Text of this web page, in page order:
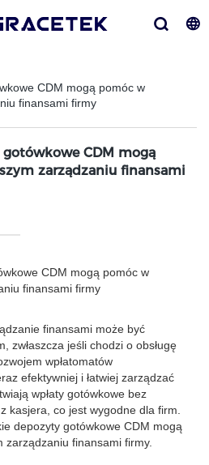
CDM mogą pomóc w
finansami firmy
CDM mogą
zarządzaniu finansami
CDM mogą pomóc w
finansami firmy
finansami może być
zwłaszcza jeśli chodzi o obsługę
wpłatomatów
efektywniej i łatwiej zarządzać
wpłaty gotówkowe bez
kasjera, co jest wygodne dla firm.
depozyty gotówkowe CDM mogą
zarządzaniu finansami firmy.